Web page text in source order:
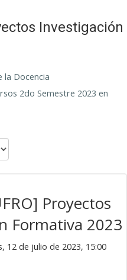
Investigación
la Docencia
2do Semestre 2023 en
Proyectos
Formativa 2023
12 de julio de 2023, 15:00